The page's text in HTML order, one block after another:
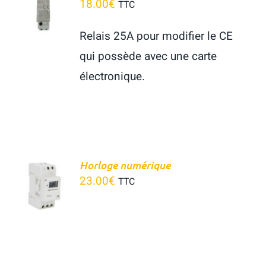
Panier
PANIER
/
18.00€ TTC
Relais 25A pour modifier le CE
qui possède avec une carte
électronique.
PANIER
/
Horloge numérique
23.00€ TTC